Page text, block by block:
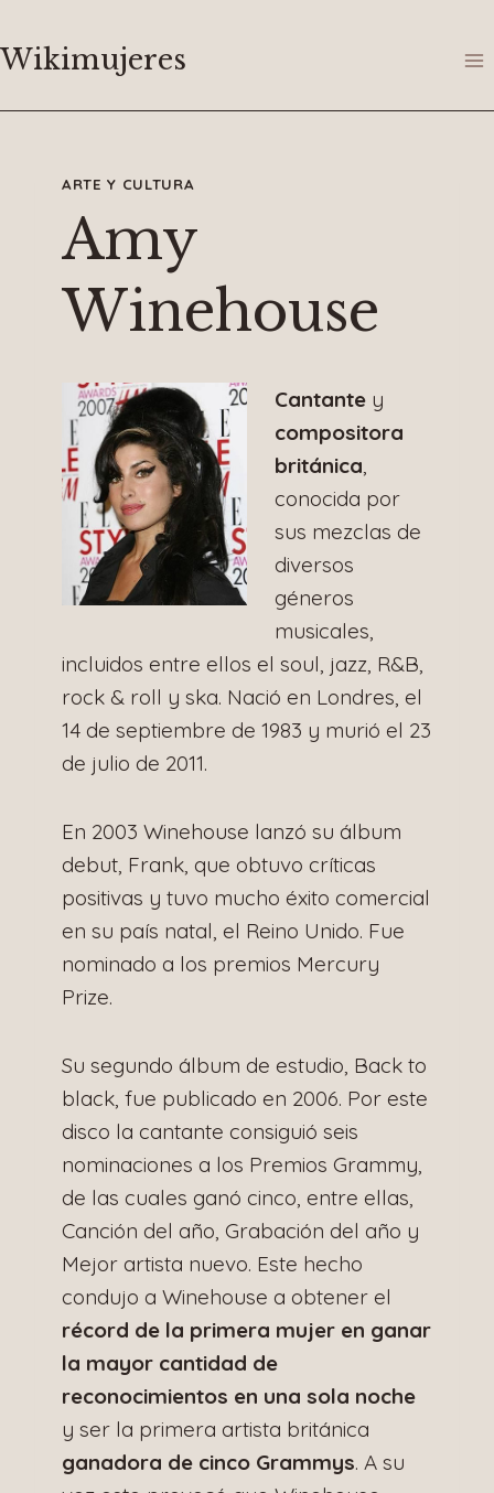
al
Wikimujeres
ARTE Y CULTURA
Amy
Winehouse
Cantante y
compositora
británica
conocida por
sus mezclas de
diversos
géneros
musicales,
incluidos entre ellos el soul, jazz, R&B,
rock & roll y ska. Nació en Londres, el
14 de septiembre de 1983 y murió el 23
de julio de 2011.
En 2003 Winehouse lanzó su álbum
debut, Frank, que obtuvo críticas
positivas y tuvo mucho éxito comercial
en su país natal, el Reino Unido. Fue
nominado a los premios Mercury
Prize.
Su segundo álbum de estudio, Back to
black, fue publicado en 2006. Por este
disco la cantante consiguió seis
nominaciones a los Premios Grammy,
de las cuales ganó cinco, entre ellas,
Canción del año, Grabación del año y
Mejor artista nuevo. Este hecho
condujo a Winehouse a obtener el
récord de la primera mujer en ganar
la mayor cantidad de
reconocimientos en una sola noche
y ser la primera artista británica
ganadora de cinco Grammys. A su